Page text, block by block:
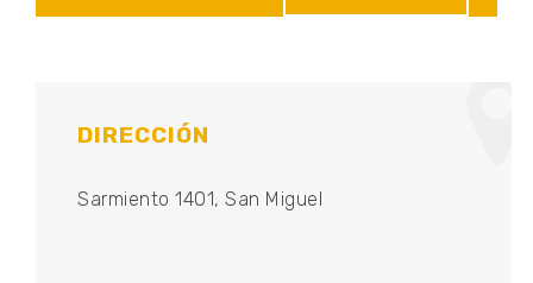
DIRECCIÓN
Sarmiento 1401, San Miguel